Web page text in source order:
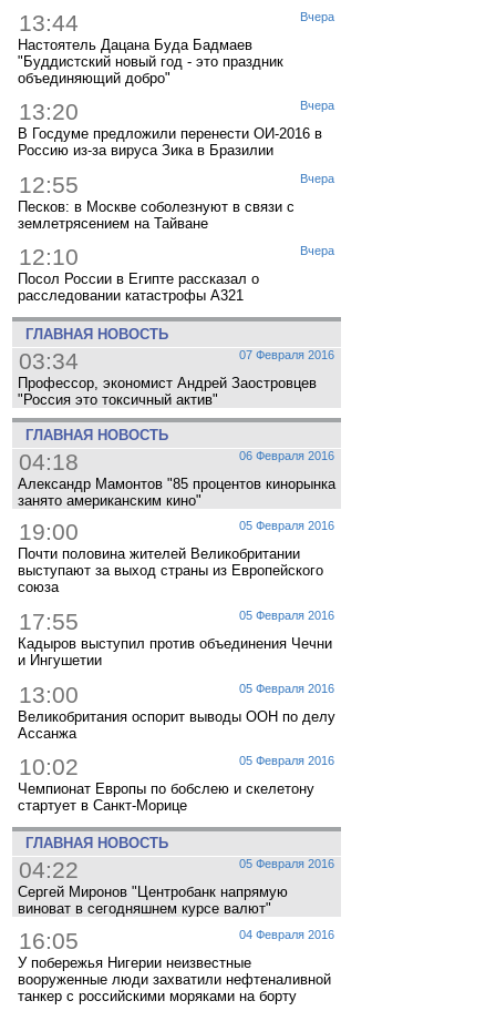
Вчера
13:44
Настоятель Дацана Буда Бадмаев
"Буддистский новый год - это праздник
объединяющий добро"
Вчера
13:20
В Госдуме предложили перенести ОИ-2016 в
Россию из-за вируса Зика в Бразилии
Вчера
12:55
Песков: в Москве соболезнуют в связи с
землетрясением на Тайване
Вчера
12:10
Посол России в Египте рассказал о
расследовании катастрофы A321
ГЛАВНАЯ НОВОСТЬ
07 Февраля 2016
03:34
Профессор, экономист Андрей Заостровцев
"Россия это токсичный актив"
ГЛАВНАЯ НОВОСТЬ
06 Февраля 2016
04:18
Александр Мамонтов "85 процентов кинорынка
занято американским кино"
05 Февраля 2016
19:00
Почти половина жителей Великобритании
выступают за выход страны из Европейского
союза
05 Февраля 2016
17:55
Кадыров выступил против объединения Чечни
и Ингушетии
05 Февраля 2016
13:00
Великобритания оспорит выводы ООН по делу
Ассанжа
05 Февраля 2016
10:02
Чемпионат Европы по бобслею и скелетону
стартует в Санкт-Морице
ГЛАВНАЯ НОВОСТЬ
05 Февраля 2016
04:22
Сергей Миронов "Центробанк напрямую
виноват в сегодняшнем курсе валют"
04 Февраля 2016
16:05
У побережья Нигерии неизвестные
вооруженные люди захватили нефтеналивной
танкер с российскими моряками на борту